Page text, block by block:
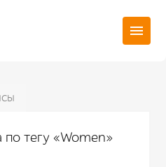
по тегу «Women»